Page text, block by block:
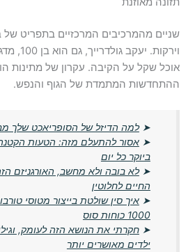
שניים מהמרכיבים המרכזיים בתפריט
וירקות.
אוכל שקל על הקיבה. עקרון של מתינות
ההתחדשות המתמדת של הגוף והנפש.
➤למה הדיזל של הסופריאכט שלך
➤אסור להתעלם מזה: הטעות
ביוקר כל יום
➤לא בובה ולא מחשב, האורגניזם
החיים לחלוטין
➤איך סין שולטת בייצור מטוסי
1000 כוחות סוס
➤חקרתי את הנושא הזה לעומק,
ילדים מאושרים יותר